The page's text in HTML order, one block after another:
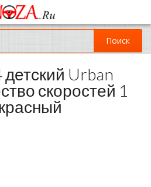
(KRD) Куликова Поля 2 (магазин
8-(967)-300-69-11
Поиск
Urban
скоростей 1